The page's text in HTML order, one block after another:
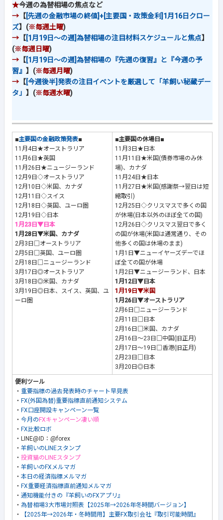
★今週の為替相場の焦点など
→ 【[先週の金融市場の終値]+[主要国・政策金利]1月16日クロー
ズ】(※毎週土曜)
→ 【[1月19日～の週]為替相場の注目材料スケジュールと焦点】
(※毎週日曜)
→ 【[1月19日～の週]為替相場の『先週の復習』と『今週の予
習』 】(※毎週月曜)
→ 【[今週後半]発表の注目イベントを厳選して「羊飼い秘蔵デー
タ」 】(※毎週水曜)
■主要国の金融政策発表■
11月4日★オーストラリア
11月6日★英国
11月26日★ニュージーランド
12月9日◇オーストラリア
12月10日◇米国、カナダ
12月11日◇スイス
12月18日◇英国、ユーロ圏
12月19日◇日本
1月23日▼日本
1月28日▼米国、カナダ
2月3日□オーストラリア
2月5日□英国、ユーロ圏
2月18日□ニュージーランド
3月17日◎オーストラリア
3月18日◎米国、カナダ
3月19日◎日本、スイス、英国、ユ
ーロ圏
■主要国の休場日■
11月3日★日本
11月11日★米国(債券市場のみ休
場)、カナダ
11月24日★日本
11月27日★米国(感謝祭→翌日は短
縮取引)
12月25日◇クリスマスで多くの国
が休場(日本以外のほぼ全ての国)
12月26日◇クリスマス翌日で多く
の国が休場(米国は通常通り、その
他多くの国は休場のまま)
1月1日▼ニューイヤーズデーでほ
ぼ全ての国が休場
1月2日▼ニュージーランド、日本
1月12日▼日本
1月19日▼米国
1月26日▼オーストラリア
2月6日□ニュージーランド
2月11日□日本
2月16日□米国、カナダ
2月16日～23日□中国(旧正月)
2月17日～19日□香港(旧正月)
2月23日□日本
3月20日◎日本
便利ツール
・ 重要指標の過去発表時のチャート早見表
・ FX(外国為替)重要指標直前通知システム
・ FX口座開設キャンペーン一覧
・ 今月の FXキャンペーン凄い順
・ FX比較ロボ
・LINE@ID：@forex
・ 羊飼いのLINEスタンプ
・ 投資猫のLINEスタンプ
・ 羊飼いのFXメルマガ
・ 本日の経済指標メルマガ
・ FX重要経済指標直前通知メルマガ
・ 通知機能付きの『羊飼いのFXアプリ』
・ 為替相場3大市場対照表【2025年→2026年冬時間バージョン】
・
【2025年→2026年・冬時間用】主要FX取引会社『取引可能時間』